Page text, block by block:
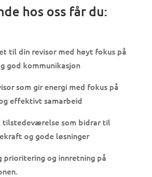
hos oss får du:
til din revisor med høyt fokus på
god kommunikasjon
som gir energi med fokus på
effektivt samarbeid
tilstedeværelse som bidrar til
og gode løsninger
prioritering og innretning på